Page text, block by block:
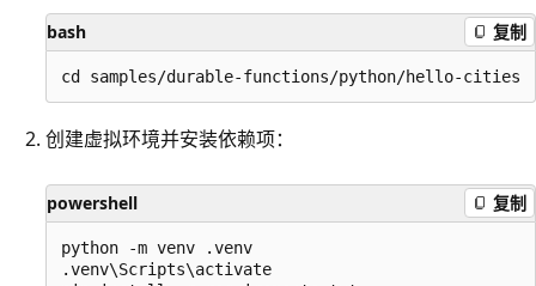
bash 复制
创建虚拟环境并安装依赖项：
powershell 复制
python -m venv .venv
.venv\Scripts\activate